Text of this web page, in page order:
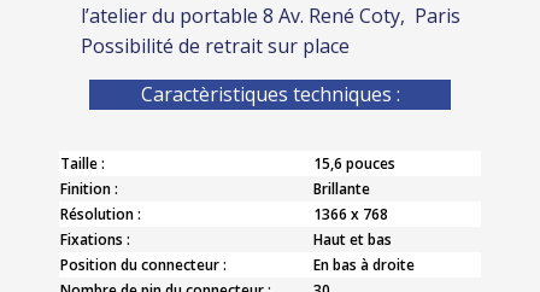
l’atelier du portable 8 Av. René Coty, Paris
Possibilité de retrait sur place
Caractèristiques techniques :
Taille :
15,6 pouces
Finition :
Brillante
Résolution :
1366 x 768
Fixations :
Haut et bas
Position du connecteur :
En bas à droite